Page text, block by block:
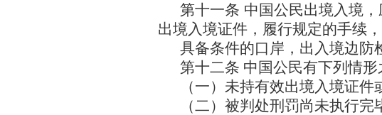
第十一条 中国公民出境入境
出境入境证件，履行规定的手续
具备条件的口岸，出入境边防
第十二条 中国公民有下列情形
（一）未持有效出境入境证
（二）被判处刑罚尚未执行